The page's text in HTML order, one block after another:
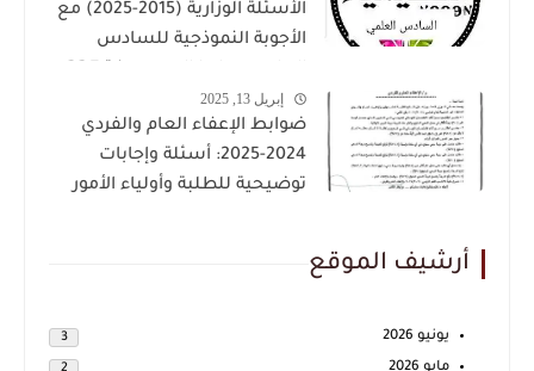
الأسئلة الوزارية (2015-2025) مع
الأجوبة النموذجية للسادس
إبريل 13, 2025
ضوابط الإعفاء العام والفردي
2024-2025: أسئلة وإجابات
توضيحية للطلبة وأولياء الأمور
أرشيف الموقع
يونيو 2026 3
مايو 2026 2